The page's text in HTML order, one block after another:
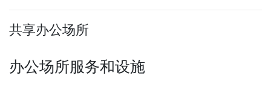
共享办公场所
办公场所服务和设施